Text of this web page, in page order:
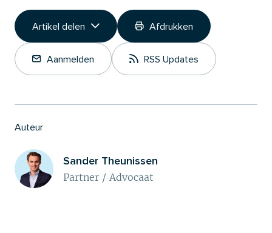
Artikel delen
Link kopiëren
Deel op LinkedIn
Afdrukken
Aanmelden RSS Updates
Auteur
Sander Theunissen
Partner / Advocaat